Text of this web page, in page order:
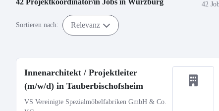
42 Projektkoordinator/in Jobs in Würzburg 42
Sortieren nach: Relevanz
Innenarchitekt / Projektleiter
(m/w/d) in Tauberbischofsheim
VS Vereinigte Spezialmöbelfabriken GmbH & Co.